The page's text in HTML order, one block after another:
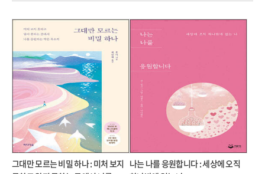
그대만 모르는 비밀 하나 : 미처 보지 나는 나를 응원합니다 : 세상에 오직